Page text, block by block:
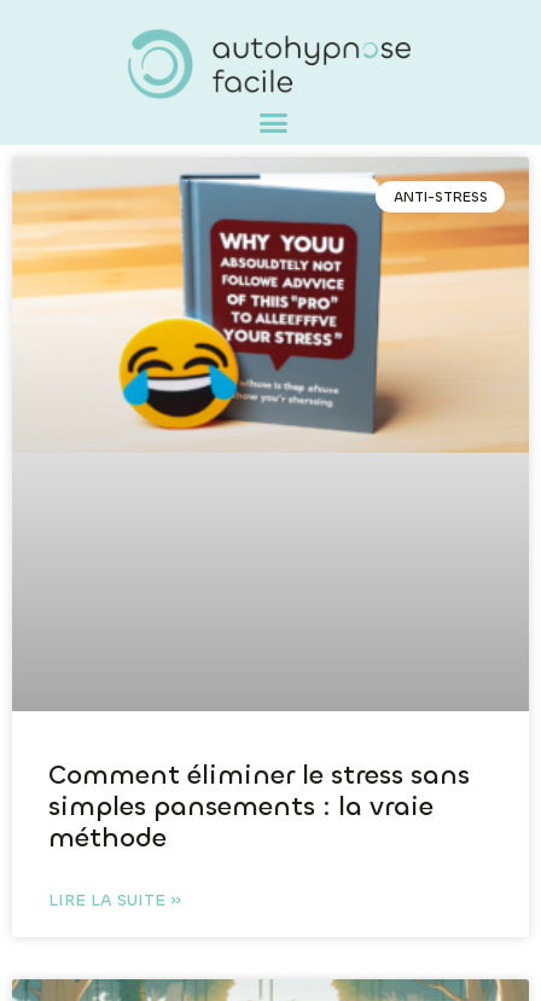
ANTI-STRESS
Comment éliminer le stress sans
simples pansements : la vraie
méthode
LIRE LA SUITE »